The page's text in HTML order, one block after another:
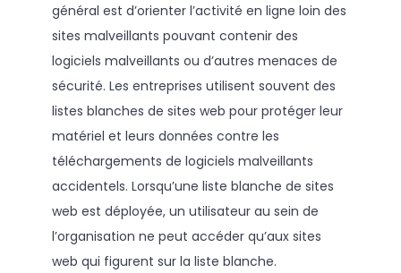
général est d’orienter l’activité en ligne loin des
sites malveillants pouvant contenir des
logiciels malveillants ou d’autres menaces de
sécurité. Les entreprises utilisent souvent des
listes blanches de sites web pour protéger leur
matériel et leurs données contre les
téléchargements de logiciels malveillants
accidentels. Lorsqu’une liste blanche de sites
web est déployée, un utilisateur au sein de
l’organisation ne peut accéder qu’aux sites
web qui figurent sur la liste blanche.